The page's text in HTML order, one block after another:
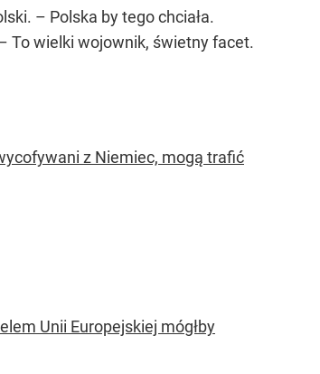
– Polska by tego chciała.
To wielki wojownik, świetny facet.
z Niemiec, mogą trafić
Unii Europejskiej mógłby